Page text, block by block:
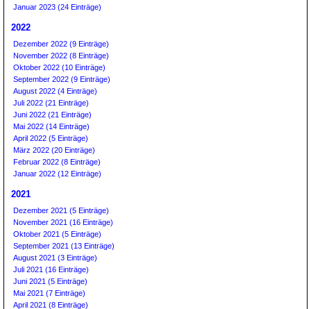
Januar 2023 (24 Einträge)
2022
Dezember 2022 (9 Einträge)
November 2022 (8 Einträge)
Oktober 2022 (10 Einträge)
September 2022 (9 Einträge)
August 2022 (4 Einträge)
Juli 2022 (21 Einträge)
Juni 2022 (21 Einträge)
Mai 2022 (14 Einträge)
April 2022 (5 Einträge)
März 2022 (20 Einträge)
Februar 2022 (8 Einträge)
Januar 2022 (12 Einträge)
2021
Dezember 2021 (5 Einträge)
November 2021 (16 Einträge)
Oktober 2021 (5 Einträge)
September 2021 (13 Einträge)
August 2021 (3 Einträge)
Juli 2021 (16 Einträge)
Juni 2021 (5 Einträge)
Mai 2021 (7 Einträge)
April 2021 (8 Einträge)